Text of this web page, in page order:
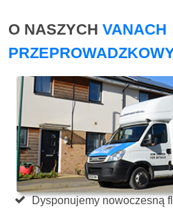
O NASZYCH VANACH
Dysponujemy nowoczesną